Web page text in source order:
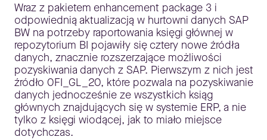
Wraz z pakietem enhancement package 3 i
odpowiednią aktualizacją w hurtowni danych SAP
BW na potrzeby raportowania księgi głównej w
repozytorium BI pojawiły się cztery nowe źródła
danych, znacznie rozszerzające możliwości
pozyskiwania danych z SAP. Pierwszym z nich jest
źródło 0FI_GL_20, które pozwala na pozyskiwanie
danych jednocześnie ze wszystkich ksiąg
głównych znajdujących się w systemie ERP, a nie
tylko z księgi wiodącej, jak to miało miejsce
dotychczas.